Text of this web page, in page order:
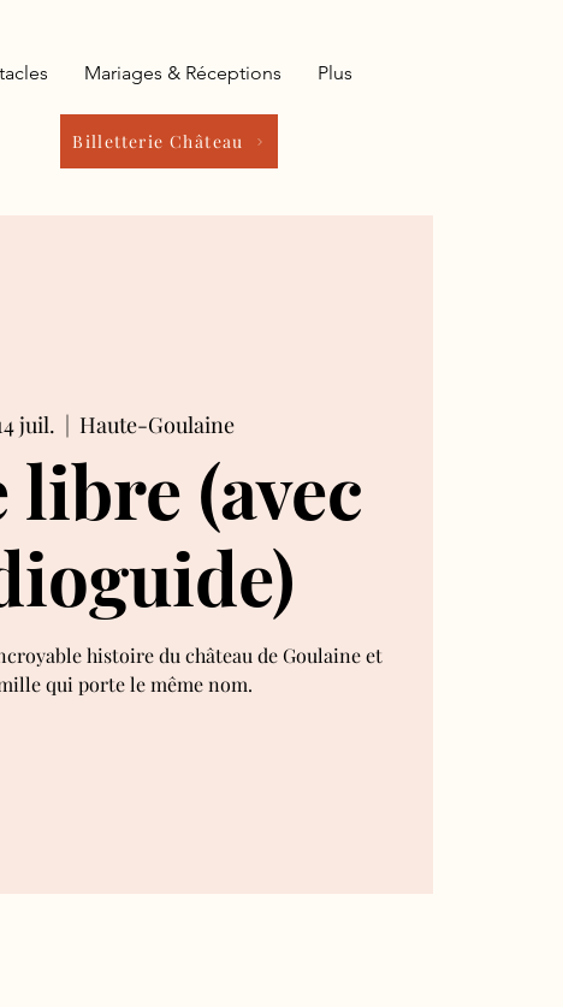
Billetterie Château
Mariages & Réceptions Plus
juil.
  |
Haute-Goulaine
(avec
histoire du château de Goulaine et
qui porte le même nom.